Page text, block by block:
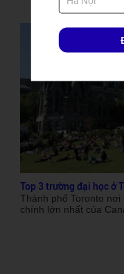
Ontario của Canada,
Top 3 trường đại học ở
Thành phố Toronto
chính lớn nhất của